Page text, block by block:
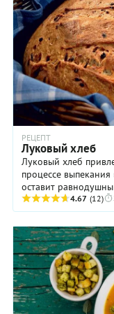
РЕЦЕПТ
Луковый хлеб
Луковый хлеб
процессе
оставит
горячий «каравай»
4.67 (12)